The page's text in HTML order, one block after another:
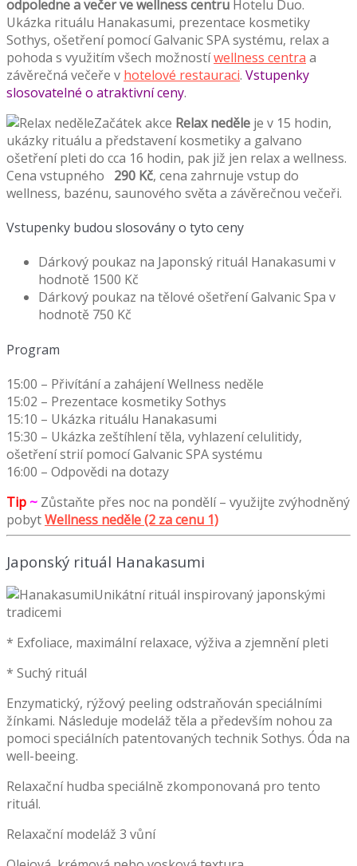
odpoledne a večer ve wellness centru Hotelu Duo.
Ukázka rituálu Hanakasumi, prezentace kosmetiky
Sothys, ošetření pomocí Galvanic SPA systému, relax a
pohoda s využitím všech možnostíwellness centra a
závěrečná večeře v hotelové restauraci. Vstupenky
slosovatelné o atraktivní ceny.
Začátek akce Relax neděle je v 15 hodin,
ukázky rituálu a představení kosmetiky a galvano
ošetření pleti do cca 16 hodin, pak již jen relax a wellness.
Cena vstupného 290 Kč, cena zahrnuje vstup do
wellness, bazénu, saunového světa a závěrečnou večeři.
Vstupenky budou slosovány o tyto ceny
Dárkový poukaz na Japonský rituál Hanakasumi v
hodnotě 1500 Kč
Dárkový poukaz na tělové ošetření Galvanic Spa v
hodnotě 750 Kč
Program
15:00 – Přivítání a zahájení Wellness neděle
15:02 – Prezentace kosmetiky Sothys
15:10 – Ukázka rituálu Hanakasumi
15:30 – Ukázka zeštíhlení těla, vyhlazení celulitidy,
ošetření strií pomocí Galvanic SPA systému
16:00 – Odpovědi na dotazy
Tip ~ Zůstaňte přes noc na pondělí – využijte zvýhodněný
pobytWellness neděle (2 za cenu 1)
Japonský rituál Hanakasumi
Unikátní rituál inspirovaný japonskými
tradicemi
* Exfoliace, maximální relaxace, výživa a zjemnění pleti
* Suchý rituál
Enzymatický, rýžový peeling odstraňován speciálními
žínkami. Následuje modeláž těla a především nohou za
pomoci speciálních patentovaných technik Sothys. Óda na
well-beeing.
Relaxační hudba speciálně zkomponovaná pro tento
rituál.
Relaxační modeláž 3 vůní